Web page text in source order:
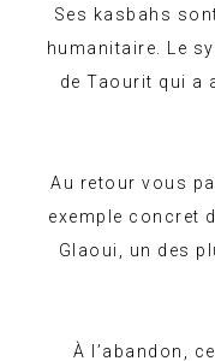
Ses kasbahs
humanitaire. Le
de Taourit qui a
Au retour vous
exemple concret
Glaoui, un des
À l’abandon,